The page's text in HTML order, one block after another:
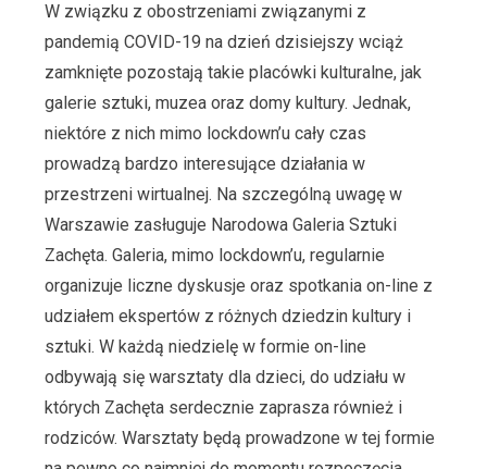
W związku z obostrzeniami związanymi z
pandemią COVID-19 na dzień dzisiejszy wciąż
zamknięte pozostają takie placówki kulturalne, jak
galerie sztuki, muzea oraz domy kultury. Jednak,
niektóre z nich mimo lockdown’u cały czas
prowadzą bardzo interesujące działania w
przestrzeni wirtualnej. Na szczególną uwagę w
Warszawie zasługuje Narodowa Galeria Sztuki
Zachęta. Galeria, mimo lockdown’u, regularnie
organizuje liczne dyskusje oraz spotkania on-line z
udziałem ekspertów z różnych dziedzin kultury i
sztuki. W każdą niedzielę w formie on-line
odbywają się warsztaty dla dzieci, do udziału w
których Zachęta serdecznie zaprasza również i
rodziców. Warsztaty będą prowadzone w tej formie